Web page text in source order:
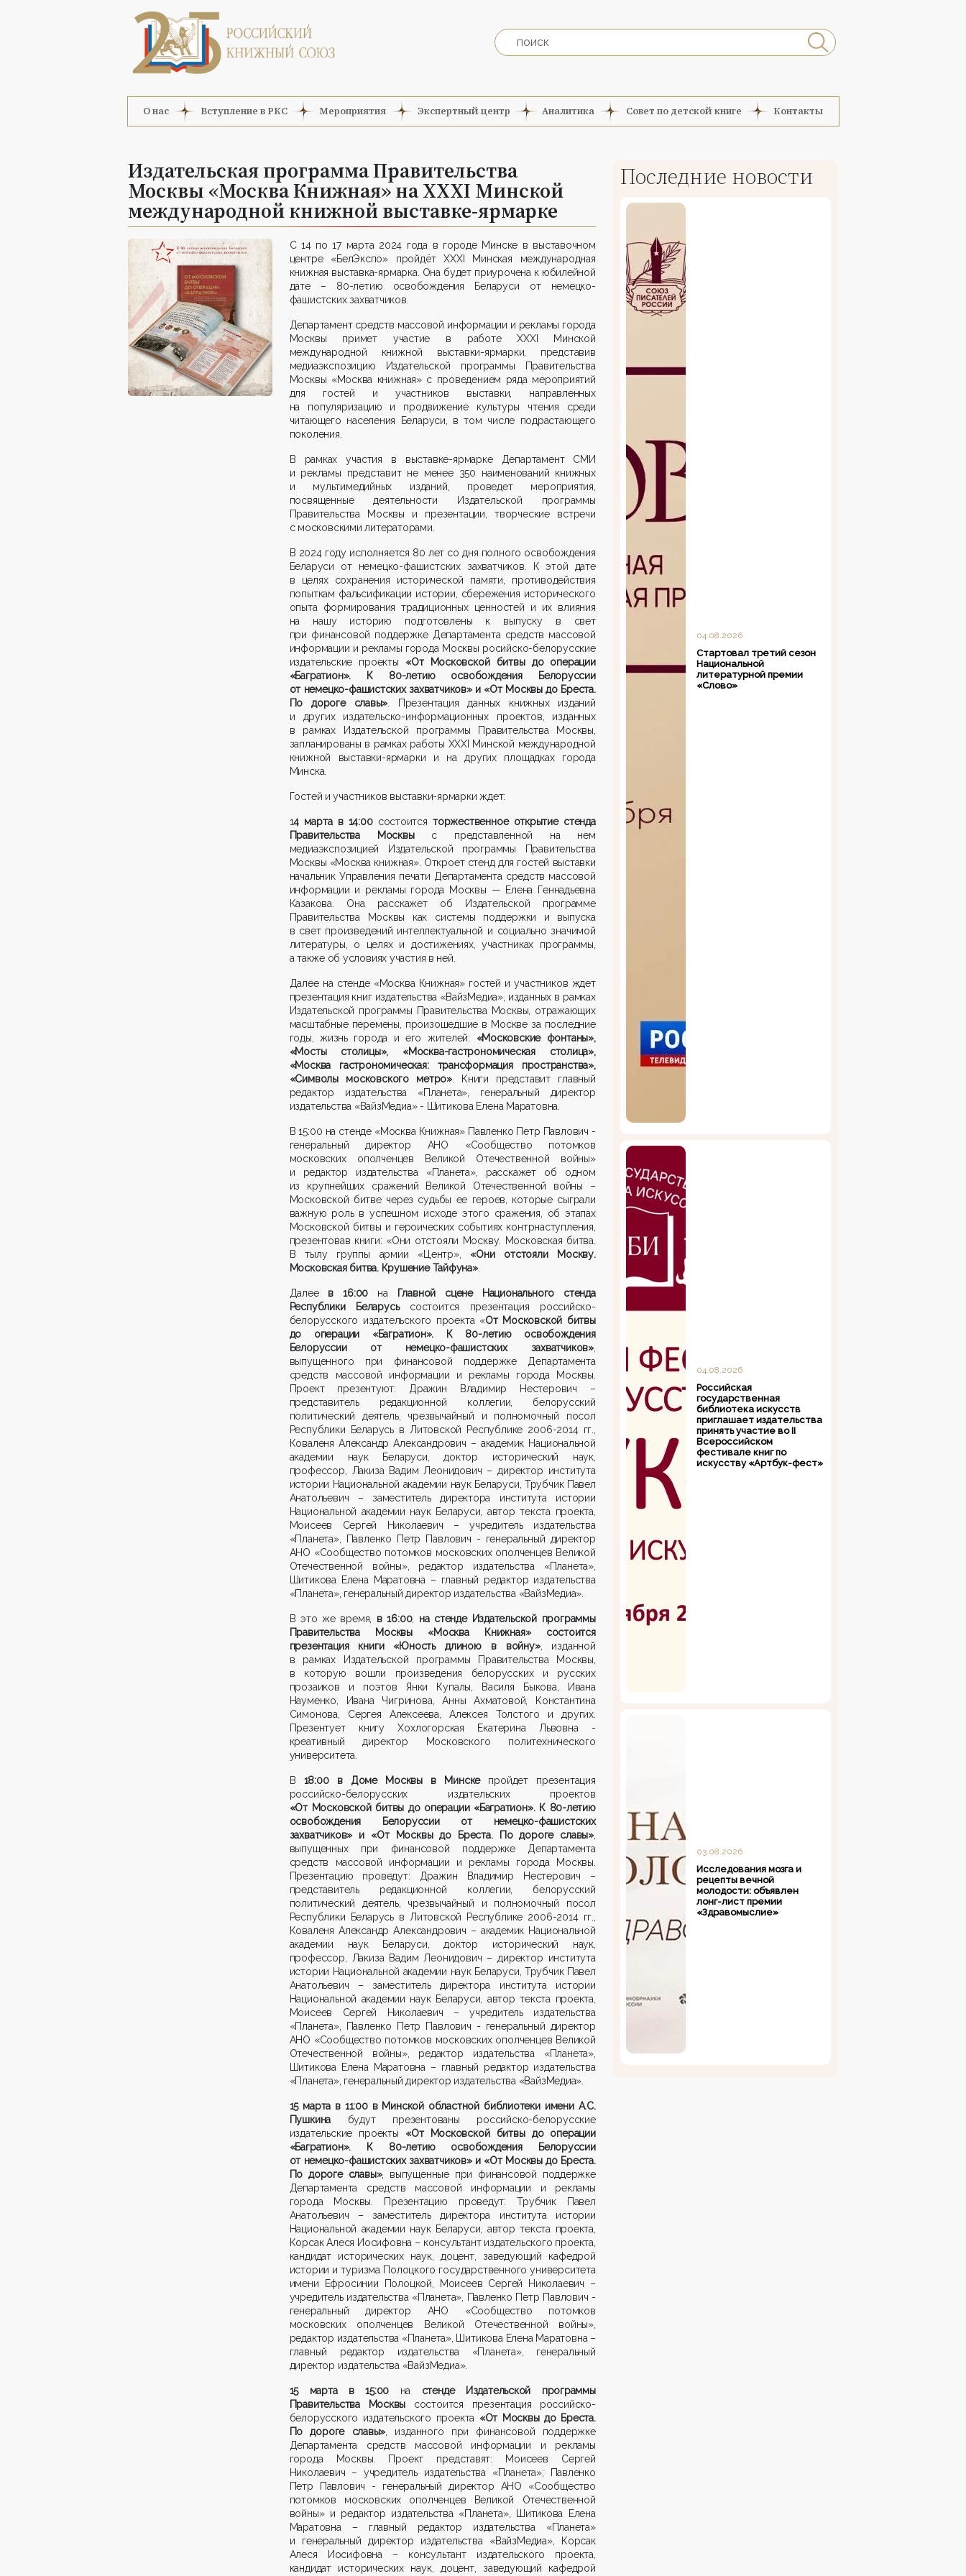
О нас Вступление в РКС Мероприятия Экспертный центр Аналитика Совет по детской книге Контакты
Издательская программа Правительства
Москвы «Москва Книжная» на XXXI Минской
международной книжной выставке-ярмарке
С 14 по 17 марта 2024 года в городе Минске в выставочном
центре «БелЭкспо» пройдёт XXXI Минская международная
книжная выставка-ярмарка. Она будет приурочена к юбилейной
дате – 80-летию освобождения Беларуси от немецко-
фашистских захватчиков.
Департамент средств массовой информации и рекламы города
Москвы примет участие в работе XXХI Минской
международной книжной выставки-ярмарки, представив
медиаэкспозицию Издательской программы Правительства
Москвы «Москва книжная» с проведением ряда мероприятий
для гостей и участников выставки, направленных
на популяризацию и продвижение культуры чтения среди
читающего населения Беларуси, в том числе подрастающего
поколения.
В рамках участия в выставке-ярмарке Департамент СМИ
и рекламы представит не менее 350 наименований книжных
и мультимедийных изданий, проведет мероприятия,
посвященные деятельности Издательской программы
Правительства Москвы и презентации, творческие встречи
с московскими литераторами.
В 2024 году исполняется 80 лет со дня полного освобождения
Беларуси от немецко-фашистских захватчиков. К этой дате
в целях сохранения исторической памяти, противодействия
попыткам фальсификации истории, сбережения исторического
опыта формирования традиционных ценностей и их влияния
на нашу историю подготовлены к выпуску в свет
при финансовой поддержке Департамента средств массовой
информации и рекламы города Москвы росийско-белорусские
издательские проекты «От Московской битвы до операции
«Багратион». К 80-летию освобождения Белоруссии
от немецко-фашистских захватчиков» и «От Москвы до Бреста.
По дороге славы» . Презентация данных книжных изданий
и других издательско-информационных проектов, изданных
в рамках Издательской программы Правительства Москвы,
запланированы в рамках работы XXXI Минской международной
книжной выставки-ярмарки и на других площадках города
Минска.
Гостей и участников выставки-ярмарки ждет:
14 марта в 14:00состоитсяторжественное открытие стенда
Правительства Москвыс представленной на нем
медиаэкспозицией Издательской программы Правительства
Москвы «Москва книжная». Откроет стенд для гостей выставки
начальник Управления печати Департамента средств массовой
информации и рекламы города Москвы — Елена Геннадьевна
Казакова. Она расскажет об Издательской программе
Правительства Москвы как системы поддержки и выпуска
в свет произведений интеллектуальной и социально значимой
литературы, о целях и достижениях, участниках программы,
а также об условиях участия в ней.
Далее на стенде «Москва Книжная» гостей и участников ждет
презентация книг издательства «ВайзМедиа», изданных в рамках
Издательской программы Правительства Москвы, отражающих
масштабные перемены, произошедшие в Москве за последние
годы, жизнь города и его жителей: «Московские фонтаны»,
«Мосты столицы», «Москва-гастрономическая столица»,
«Москва гастрономическая: трансформация пространства»,
«Символы московского метро». Книги представит главный
редактор издательства «Планета», генеральный директор
издательства «ВайзМедиа» - Шитикова Елена Маратовна.
В 15:00 на стенде «Москва Книжная» Павленко Петр Павлович -
генеральный директор АНО «Сообщество потомков
московских ополченцев Великой Отечественной войны»
и редактор издательства «Планета», расскажет об одном
из крупнейших сражений Великой Отечественной войны –
Московской битве через судьбы ее героев, которые сыграли
важную роль в успешном исходе этого сражения, об этапах
Московской битвы и героических событиях контрнаступления,
презентовав книги: «Они отстояли Москву. Московская битва.
В тылу группы армии «Центр», «Они отстояли Москву.
Московская битва. Крушение Тайфуна».
Далее в 16:00 на Главной сцене Национального стенда
Республики Беларусьсостоится презентация российско-
белорусского издательского проекта «От Московской битвы
до операции «Багратион». К 80-летию освобождения
Белоруссии от немецко-фашистских захватчиков»
выпущенного при финансовой поддержке Департамента
средств массовой информации и рекламы города Москвы.
Проект презентуют: Дражин Владимир Нестерович –
представитель редакционной коллегии, белорусский
политический деятель, чрезвычайный и полномочный посол
Республики Беларусь в Литовской Республике 2006-2014 гг.,
Коваленя Александр Александрович – академик Национальной
академии наук Беларуси, доктор исторический наук,
профессор, Лакиза Вадим Леонидович – директор института
истории Национальной академии наук Беларуси, Трубчик Павел
Анатольевич – заместитель директора института истории
Национальной академии наук Беларуси, автор текста проекта,
Моисеев Сергей Николаевич – учредитель издательства
«Планета», Павленко Петр Павлович - генеральный директор
АНО «Сообщество потомков московских ополченцев Великой
Отечественной войны», редактор издательства «Планета»,
Шитикова Елена Маратовна – главный редактор издательства
«Планета», генеральный директор издательства «ВайзМедиа».
В это же время, в 16:00, на стенде Издательской программы
Правительства Москвы «Москва Книжная» состоится
презентация книги «Юность длиною в войну», изданной
в рамках Издательской программы Правительства Москвы,
в которую вошли произведения белорусских и русских
прозаиков и поэтов Янки Купалы, Василя Быкова, Ивана
Науменко, Ивана Чигринова, Анны Ахматовой, Константина
Симонова, Сергея Алексеева, Алексея Толстого и других.
Презентует книгу Хохлогорская Екатерина Львовна -
креативный директор Московского политехнического
университета.
В 18:00 в Доме Москвы в Минскепройдет презентация
российско-белорусских издательских проектов
«От Московской битвы до операции «Багратион». К 80-летию
освобождения Белоруссии от немецко-фашистских
захватчиков» и «От Москвы до Бреста. По дороге славы»
выпущенных при финансовой поддержке Департамента
средств массовой информации и рекламы города Москвы.
Презентацию проведут: Дражин Владимир Нестерович –
представитель редакционной коллегии, белорусский
политический деятель, чрезвычайный и полномочный посол
Республики Беларусь в Литовской Республике 2006-2014 гг.,
Коваленя Александр Александрович – академик Национальной
академии наук Беларуси, доктор исторический наук,
профессор, Лакиза Вадим Леонидович – директор института
истории Национальной академии наук Беларуси, Трубчик Павел
Анатольевич – заместитель директора института истории
Национальной академии наук Беларуси, автор текста проекта,
Моисеев Сергей Николаевич – учредитель издательства
«Планета», Павленко Петр Павлович - генеральный директор
АНО «Сообщество потомков московских ополченцев Великой
Отечественной войны», редактор издательства «Планета»,
Шитикова Елена Маратовна – главный редактор издательства
«Планета», генеральный директор издательства «ВайзМедиа».
15 марта в 11:00 в Минской областной библиотеки имени А.С.
Пушкина будут презентованы российско-белорусские
издательские проекты «От Московской битвы до операции
«Багратион». К 80-летию освобождения Белоруссии
от немецко-фашистских захватчиков» и «От Москвы до Бреста.
По дороге славы», выпущенные при финансовой поддержке
Департамента средств массовой информации и рекламы
города Москвы. Презентацию проведут: Трубчик Павел
Анатольевич – заместитель директора института истории
Национальной академии наук Беларуси, автор текста проекта,
Корсак Алеся Иосифовна – консультант издательского проекта,
кандидат исторических наук, доцент, заведующий кафедрой
истории и туризма Полоцкого государственного университета
имени Ефросинии Полоцкой, Моисеев Сергей Николаевич –
учредитель издательства «Планета», Павленко Петр Павлович -
генеральный директор АНО «Сообщество потомков
московских ополченцев Великой Отечественной войны»,
редактор издательства «Планета», Шитикова Елена Маратовна –
главный редактор издательства «Планета», генеральный
директор издательства «ВайзМедиа».
15 марта в 15:00 на стенде Издательской программы
Правительства Москвы состоится презентация российско-
белорусского издательского проекта «От Москвы до Бреста.
По дороге славы» , изданного при финансовой поддержке
Департамента средств массовой информации и рекламы
города Москвы. Проект представят: Моисеев Сергей
Николаевич – учредитель издательства «Планета»; Павленко
Петр Павлович - генеральный директор АНО «Сообщество
потомков московских ополченцев Великой Отечественной
войны» и редактор издательства «Планета», Шитикова Елена
Маратовна – главный редактор издательства «Планета»
и генеральный директор издательства «ВайзМедиа», Корсак
Алеся Иосифовна – консультант издательского проекта,
кандидат исторических наук, доцент, заведующий кафедрой
Последние новости
04.08.2026
Стартовал третий сезон
Национальной
литературной премии
«Слово»
04.08.2026
Российская
государственная
библиотека искусств
приглашает издательства
принять участие во II
Всероссийском
фестивале книг по
искусству «Артбук-фест»
03.08.2026
Исследования мозга и
рецепты вечной
молодости: объявлен
лонг-лист премии
«Здравомыслие»